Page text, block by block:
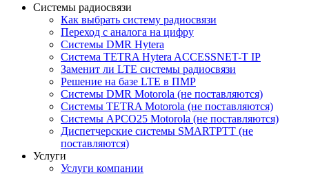
Системы радиосвязи
Как выбрать систему радиосвязи
Переход с аналога на цифру
Системы DMR Hytera
Система TETRA Hytera ACCESSNET-T IP
Заменит ли LTE системы радиосвязи
Решение на базе LTE в ПМР
Системы DMR Motorola (не поставляются)
Системы TETRA Motorola (не поставляются)
Системы APCO25 Motorola (не поставляются)
Диспетчерские системы SMARTPTT (не
поставляются)
Услуги
Услуги компании